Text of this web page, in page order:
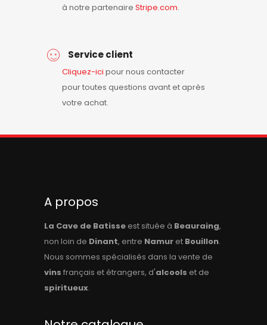
à notre partenaire Stripe.com.
Service client
Cliquez-ici pour nous contacter
pour toutes questions avant et après
votre achat.
A propos
La Cave de Batisse est située à Beauraing,
non loin de Dinant, entre Namur et Bouillon.
Nous sommes spécialisés dans la vente de
vins français et étrangers, d'alcools et de
spiritueux.